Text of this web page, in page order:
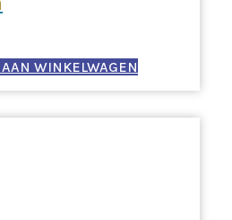
WINKELWAGEN